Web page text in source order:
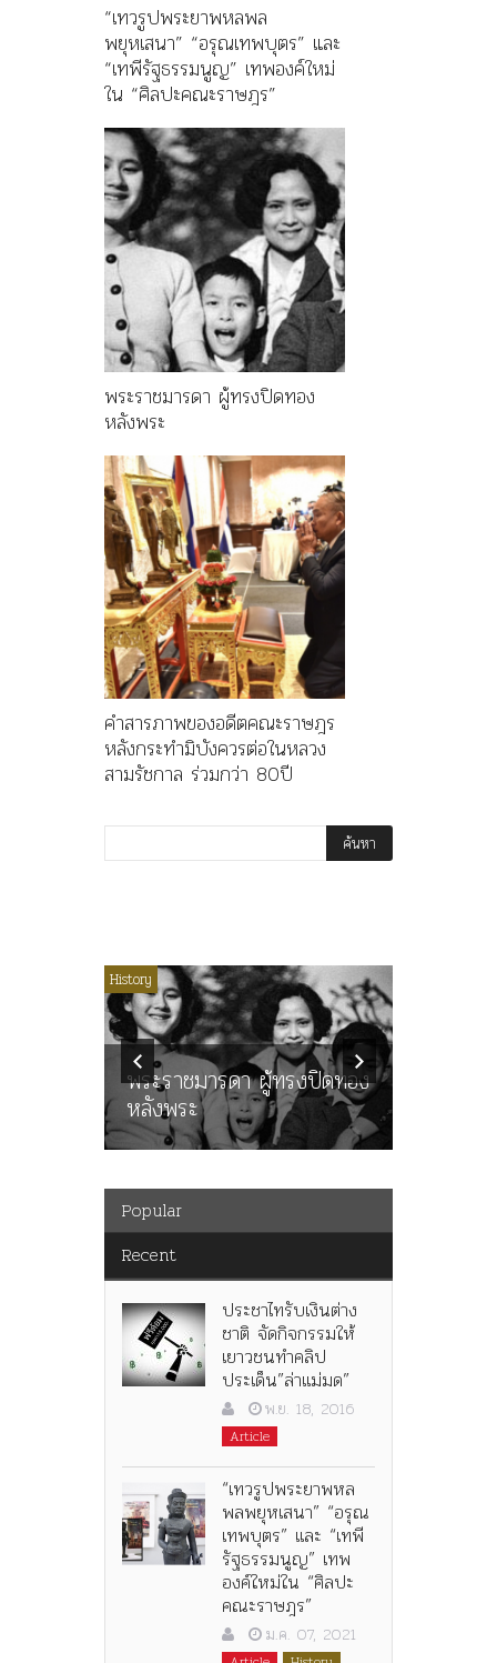
“เทวรูปพระยาพหลพล
พยุหเสนา” “อรุณเทพบุตร” และ
“เทพีรัฐธรรมนูญ” เทพองค์ใหม่
ใน “ศิลปะคณะราษฎร”
พระราชมารดา ผู้ทรงปิดทอง
หลังพระ
คำสารภาพของอดีตคณะราษฎร
หลังกระทำมิบังควรต่อในหลวง
สามรัชกาล ร่วมกว่า 80ปี
History
พระราชมารดา ผู้ทรงปิดทอง
หลังพระ
Popular
Recent
ประชาไทรับเงินต่าง
ชาติ จัดกิจกรรมให้
เยาวชนทำคลิป
ประเด็น”ล่าแม่มด”
พ.ย. 18, 2016
Article
“เทวรูปพระยาพหล
พลพยุหเสนา” “อรุณ
เทพบุตร” และ “เทพี
รัฐธรรมนูญ” เทพ
องค์ใหม่ใน “ศิลปะ
คณะราษฎร”
ม.ค. 07, 2021